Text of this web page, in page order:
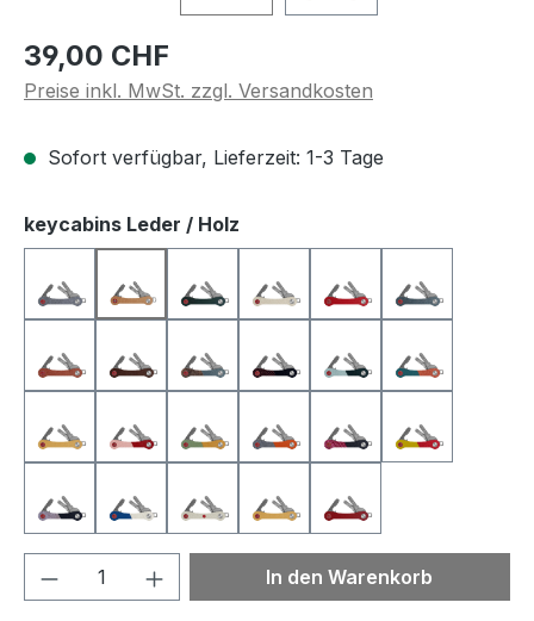
Regulärer Preis:
39,00 CHF
Preise inkl. MwSt. zzgl. Versandkosten
Sofort verfügbar, Lieferzeit: 1-3 Tage
keycabins Leder / Holz
KcLS1015KcLS1016KcLS1017KcLS1018KcLS1019KcLS1020
KcLS1021KcLS1022KcLS1023KcLS10000KcLS10001KcLS10002
KcLS10003KcLS10004KcLS10005KcLS10006KcLS10007KcLS10008
KcLS10009KcLS10011KcLS10012KcLS10013KcLS10014
Produkt Anzahl: Gib denIn den Warenkorb